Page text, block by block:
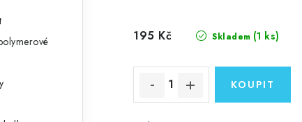
Skladem (1 ks)
195 Kč